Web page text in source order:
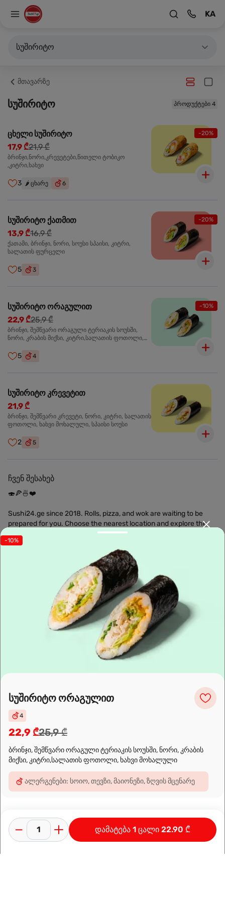
KA
სუშირიტო
მთავარზე
სუშირიტო პროდუქტები 4
-20%
ცხელი სუშირიტო
17,9 ₾21,9 ₾
ბრინჯი,ნორი,კრევეტები,წითელი ტობიკო
,კიტრი,ხახვი
3 🌶️ ცხარე 6
-20%
სუშირიტო ქათმით
13,9 ₾16,9 ₾
ქათამი, ბრინჯი, ნორი, სოუსი სპაისი, კიტრი,
სალათის ფურცელი
5 3
-10%
სუშირიტო ორაგულით
22,9 ₾25,9 ₾
ბრინჯი, შემწვარი ორაგული ტერიაკის სოუსში,
ნორი, კრაბის მიქსი, კიტრი,სალათის ფოთოლი,
5 4
სუშირიტო კრევეტით
21,9 ₾
ბრინჯი, შემწვარი კრევეტი, ნორი, კიტრი, სალათის
ფოთოლი, ხახვი მოხალული, სპაისი სოუსი
2 5
ჩვენ შესახებ
🍣🍕🍜❤️
Sushi24.ge since 2018. Rolls, pizza, and wok are waiting to be
prepared for you. Choose the nearest location and explore the
menu.
-10%
სუშირიტო ორაგულით
4
22,9 ₾25,9 ₾
ბრინჯი, შემწვარი ორაგული ტერიაკის სოუსში, ნორი, კრაბის
მიქსი, კიტრი,სალათის ფოთოლი, ხახვი მოხალული
ალერგენები: სოიო, თევზი, მაიონეზი, ზღვის მცენარე
დამატება 1 ცალი 22.90 ₾